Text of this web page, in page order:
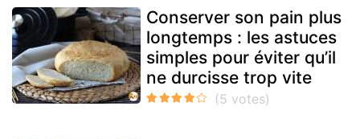
Conserver son pain plus
longtemps : les astuces
simples pour éviter qu’il
ne durcisse trop vite